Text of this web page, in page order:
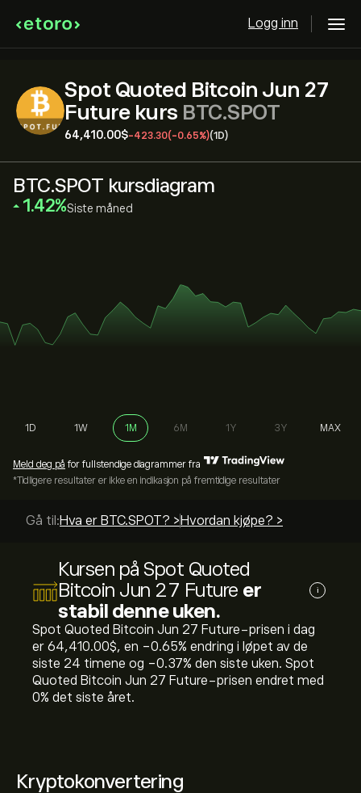
Logg inn
Spot Quoted Bitcoin Jun 27
Future kurs BTC.SPOT
64,410.00‎$‎-423.30(-0.65%)(1D)
Kryptokonvertering
BTC.SPOT kursdiagram
‎1.42‎ Siste måned
1D 1W 1M 6M 1Y 3Y MAX
Meld deg på for fullstendige diagrammer fra
*Tidligere resultater er ikke en indikasjon på fremtidige resultater
Gå til:Hva er BTC.SPOT? > Hvordan kjøpe? >
Kursen på Spot Quoted
Bitcoin Jun 27 Future er
stabil denne uken.
i
Spot Quoted Bitcoin Jun 27 Future-prisen i dag
er 64,410.00‎$‎, en ‎-0.65‎% endring i løpet av de
siste 24 timene og ‎-0.37‎% den siste uken. Spot
Quoted Bitcoin Jun 27 Future-prisen endret med
‎0‎% det siste året.